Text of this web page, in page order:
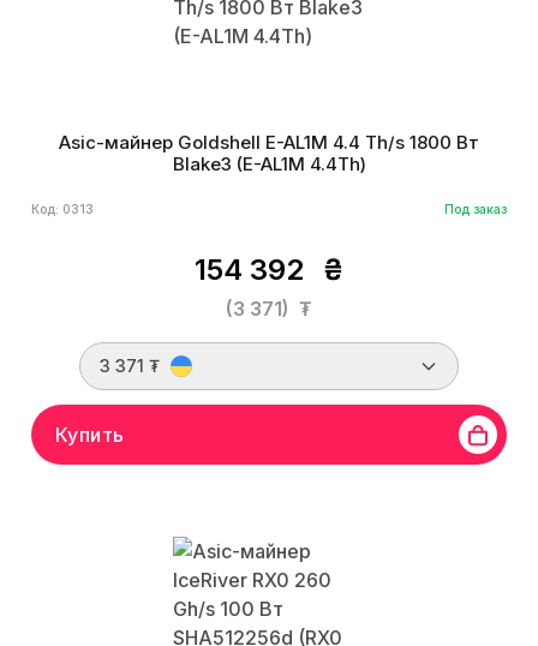
Asic-майнер Goldshell E-AL1M 4.4 Th/s 1800 Вт
Blake3 (E-AL1M 4.4Th)
Код: 0313 Под заказ
154 392 ₴
(3 371) ₮
3 371 ₮
Купить